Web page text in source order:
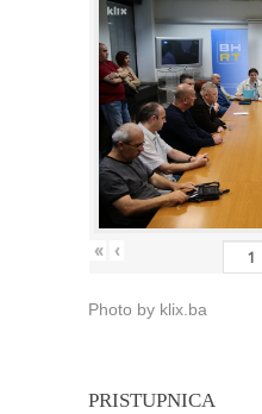
« ‹
Photo by klix.ba
PRISTUPNICA